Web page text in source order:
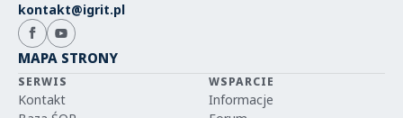
kontakt@igrit.pl
MAPA STRONY
SERWIS
Kontakt
WSPARCIE
Informacje